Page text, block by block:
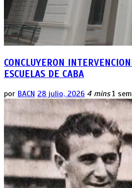
CONCLUYERON
ESCUELAS DE CABA
por BACN 28 julio, 2026 4 mins 1